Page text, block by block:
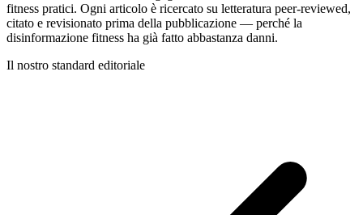
fitness pratici. Ogni articolo è ricercato su letteratura peer-reviewed,
citato e revisionato prima della pubblicazione — perché la
disinformazione fitness ha già fatto abbastanza danni.
Il nostro standard editoriale